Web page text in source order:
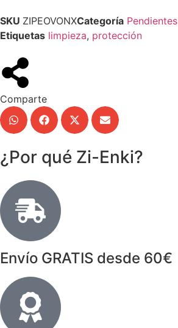
SKU ZIPEOVONXCategoría Pendientes
Etiquetas limpieza, protección
Comparte
¿Por qué Zi-Enki?
Envío GRATIS desde 60€